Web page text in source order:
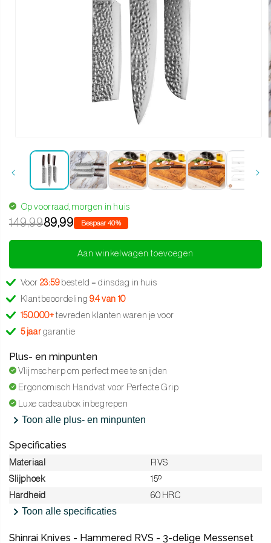
Op voorraad, morgen in huis
149,9989,99 Bespaar 40%
Aan winkelwagen toevoegen
Voor 23:59besteld = dinsdag in huis
Klantbeoordeling 9.4 van 10
150.000+tevreden klanten waren je voor
5 jaar garantie
Plus- en minpunten
Vlijmscherp om perfect mee te snijden
Ergonomisch Handvat voor Perfecte Grip
Luxe cadeaubox inbegrepen
Toon alle plus- en minpunten
Specificaties
Materiaal
RVS
Slijphoek
15º
Hardheid
60 HRC
Toon alle specificaties
Shinrai Knives - Hammered RVS - 3-delige Messenset